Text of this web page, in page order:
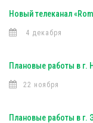
Новый телеканал
4 декабря
Плановые работы в г.
22 ноября
Плановые работы в г.